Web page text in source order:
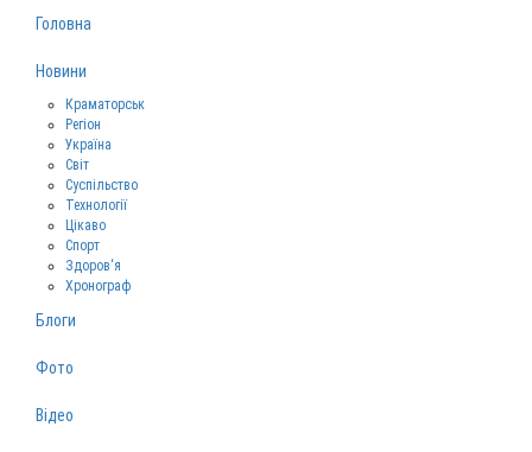
Головна
Новини
Краматорськ
Регіон
Україна
Світ
Суспільство
Технології
Цікаво
Спорт
Здоров‘я
Хронограф
Блоги
Фото
Відео